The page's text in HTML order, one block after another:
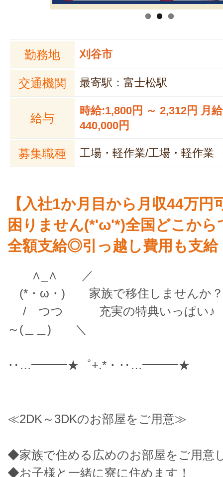
勤務地 刈谷市
交通機関 最寄駅：富士松駅
給与
時給:1,800円 ～ 2,312円 月
440,000円
募集職種 工場・軽作業/工場・軽作業
【入社1か月目から月収44万円
困りません(*'ω'*)全国どこから
全額支給◎引っ越し費用も支給
∧_∧ ／
(*・ω・) 家族で移住しませんか？
/ つつ 充実の特典いっぱい♪
～(＿＿) ＼
‥…━━━★゜+.*・‥…━━━★
≪2DK～3DKのお部屋をご用意≫
◆家族で住める広めのお部屋をご用意
◆お子様と一緒に寮に住めます！